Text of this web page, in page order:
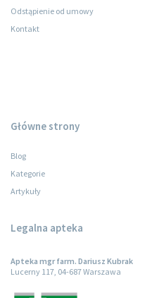
Odstąpienie od umowy
Kontakt
Główne strony
Blog
Kategorie
Artykuły
Legalna apteka
Apteka mgr farm. Dariusz Kubrak
Lucerny 117, 04-687 Warszawa